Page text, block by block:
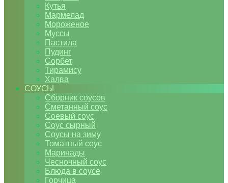
Кутья
Мармелад
Мороженое
Муссы
Пастила
Пудинг
Сорбет
Тирамису
Халва
СОУСЫ
Сборник соусов
Сметанный соус
Соевый соус
Соус сырный
Соусы на зиму
Томатный соус
Маринады
Чесночный соус
Блюда в соусе
Горчица